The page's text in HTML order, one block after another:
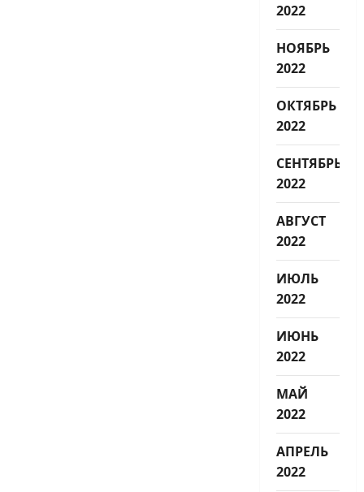
2022
НОЯБРЬ
2022
ОКТЯБРЬ
2022
СЕНТЯБРЬ
2022
АВГУСТ
2022
ИЮЛЬ
2022
ИЮНЬ
2022
МАЙ
2022
АПРЕЛЬ
2022